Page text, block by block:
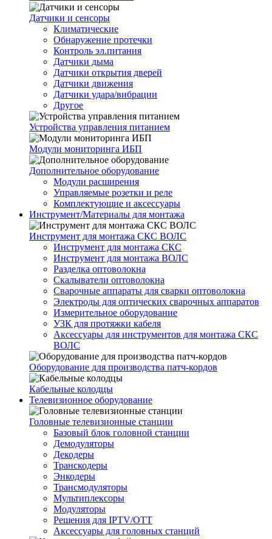
Датчики и сенсоры
Климатические
Обнаружение протечки
Контроль эл.питания
Датчики дыма
Датчики открытия дверей
Датчики движения
Датчики удара/вибрации
Другое
Устройства управления питанием
Модули мониторинга ИБП
Дополнительное оборудование
Модули расширения
Управляемые розетки и реле
Комплектующие и аксессуары
Инструмент/Материалы для монтажа
Инструмент для монтажа СКС ВОЛС
Инструмент для монтажа СКС
Инструмент для монтажа ВОЛС
Разделка оптоволокна
Скалыватели оптоволокна
Сварочные аппараты для сварки оптоволокна
Электроды для оптических сварочных аппаратов
Измерительное оборудование
УЗК для протяжки кабеля
Аксессуары для инструментов для монтажа СКС
ВОЛС
Оборудование для производства патч-кордов
Кабельные колодцы
Телевизионное оборудование
Головные телевизионные станции
Базовый блок головной станции
Демодуляторы
Декодеры
Транскодеры
Энкодеры
Трансмодуляторы
Мультиплексоры
Модуляторы
Решения для IPTV/OTT
Аксессуары для головных станций